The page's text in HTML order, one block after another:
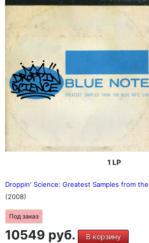
1 LP
Droppin' Science: Greatest Samples from
(2008)
Под заказ
10549 руб. В корзину